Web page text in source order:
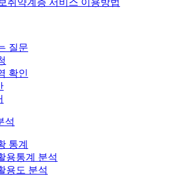
취약계층 서비스 이용방법
질문
확인
석
통계
용통계 분석
용도 분석